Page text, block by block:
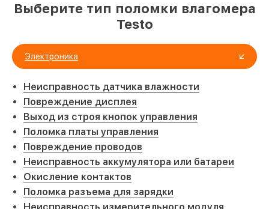
Выберите тип поломки влагомера
Testo
Электроника
Неисправность датчика влажности
Повреждение дисплея
Выход из строя кнопок управления
Поломка платы управления
Повреждение проводов
Неисправность аккумулятора или батареи
Окисление контактов
Поломка разъема для зарядки